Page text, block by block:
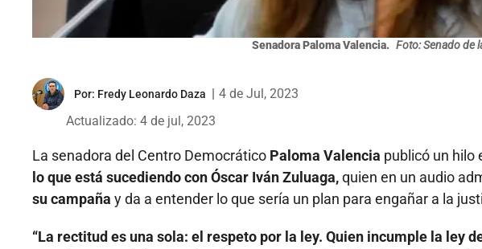
Senadora Paloma Valencia. Foto: Senado de
Por: Fredy Leonardo Daza
4 de Jul, 2023
Actualizado: 4 de jul, 2023
La senadora del Centro Democrático Paloma Valencia publicó un hilo
lo que está sucediendo con Óscar Iván Zuluaga,quien en un audio
su campaña y da a entender lo que sería un plan para engañar a la
“La rectitud es una sola: el respeto por la ley. Quien incumple la ley